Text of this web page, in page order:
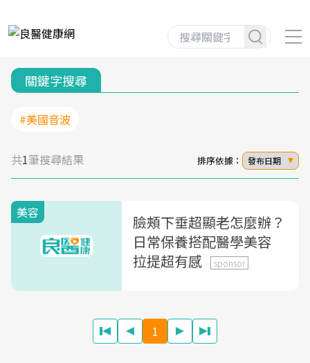
關鍵字搜尋
#美國音波
共1筆搜尋結果 排序依據： 發布日期
美容
臉頰下垂超顯老怎麼辦？
日常保養搭配醫學美容
拉提超有感
sponsor
1